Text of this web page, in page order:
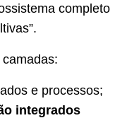
completo
e processos;
integrados